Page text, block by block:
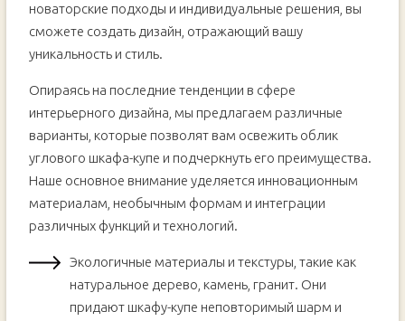
новаторские подходы и индивидуальные решения, вы
сможете создать дизайн, отражающий вашу
уникальность и стиль.
Опираясь на последние тенденции в сфере
интерьерного дизайна, мы предлагаем различные
варианты, которые позволят вам освежить облик
углового шкафа-купе и подчеркнуть его преимущества.
Наше основное внимание уделяется инновационным
материалам, необычным формам и интеграции
различных функций и технологий.
Экологичные материалы и текстуры, такие как
натуральное дерево, камень, гранит. Они
придают шкафу-купе неповторимый шарм и